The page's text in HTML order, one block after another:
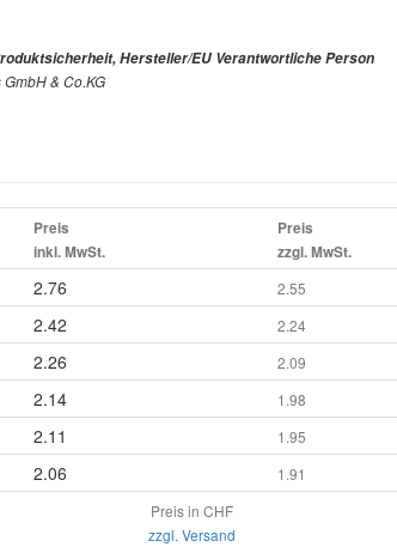
Hersteller/EU Verantwortliche Person
& Co.KG
Preis
inkl. MwSt.
Preis
zzgl. MwSt.
2.76 2.55
2.42 2.24
2.26 2.09
2.14 1.98
2.11 1.95
2.06
1.91
Preis in CHF
zzgl. Versand